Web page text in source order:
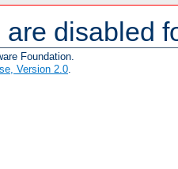
disabled
Foundation.
Version 2.0.